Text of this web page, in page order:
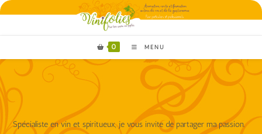
0 MENU
Spécialiste en vin et spiritueux, je vous invite de partager ma passion.